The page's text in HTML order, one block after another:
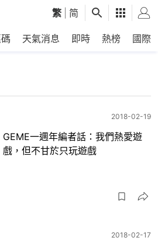
繁 简
天氣消息 即時 熱榜 國際
2018-02-19
GEME一週年編者話：我們熱愛遊
戲，但不甘於只玩遊戲
2018-02-17